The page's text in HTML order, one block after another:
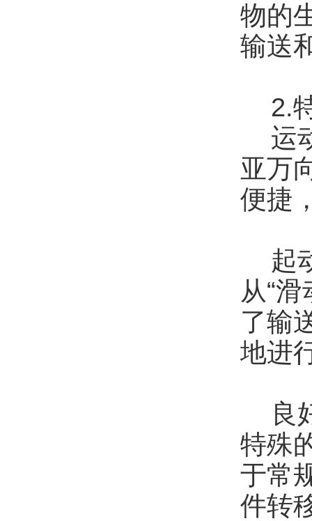
物的
输送
2.
运
亚万
便捷
起
从“
了输
地进
良
特殊
于常
件转